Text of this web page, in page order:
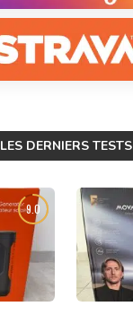
LES DERNIERS TESTS
9.0